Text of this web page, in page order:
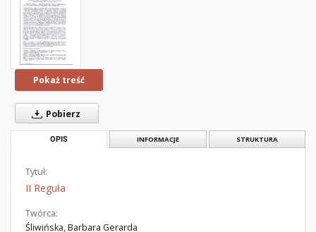
Pokaż treść
Pobierz
OPIS INFORMACJE STRUKTURA
Tytuł:
II Reguła
Twórca:
Śliwińska, Barbara Gerarda